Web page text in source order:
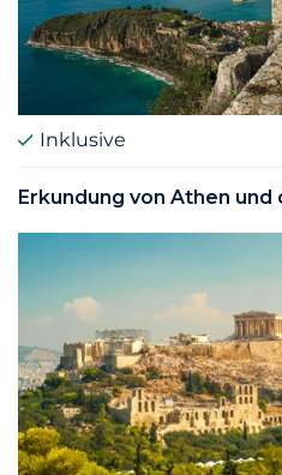
Inklusive
Erkundung von Athen und